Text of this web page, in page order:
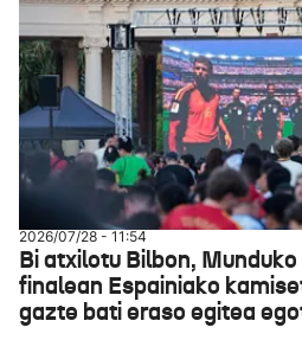
2026/07/28 - 11:54
Bi atxilotu Bilbon,
finalean Espainiako
gazte bati eraso egitea